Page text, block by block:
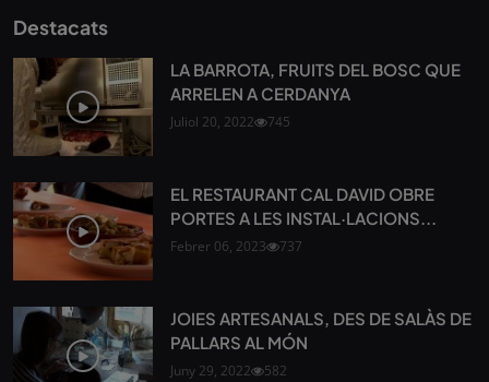
Destacats
LA BARROTA, FRUITS DEL BOSC QUE
ARRELEN A CERDANYA
Juliol 20, 2022 745
EL RESTAURANT CAL DAVID OBRE
PORTES A LES INSTAL·LACIONS...
Febrer 06, 2023 737
JOIES ARTESANALS, DES DE SALÀS DE
PALLARS AL MÓN
Juny 29, 2022 582